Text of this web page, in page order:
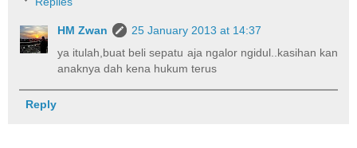
HM Zwan
25 January 2013 at 14:37
ya itulah,buat beli sepatu aja ngalor ngidul..kasihan kan
anaknya dah kena hukum terus
Reply